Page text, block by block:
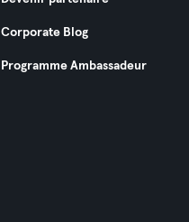
Corporate Blog
Programme Ambassadeur